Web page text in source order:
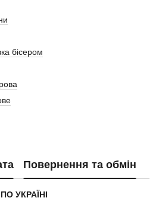
бісером
Повернення та обмін
УКРАЇНІ